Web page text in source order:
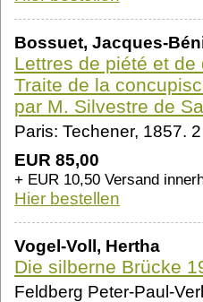
Bossuet, Jacques-
Lettres de piété et
Traite de la
par M. Silvestre de
Paris: Techener, 1857.
EUR 85,00
+ EUR 10,50 Versand
Hier bestellen
Vogel-Voll, Hertha
Die silberne Brücke
Feldberg Peter-Paul-